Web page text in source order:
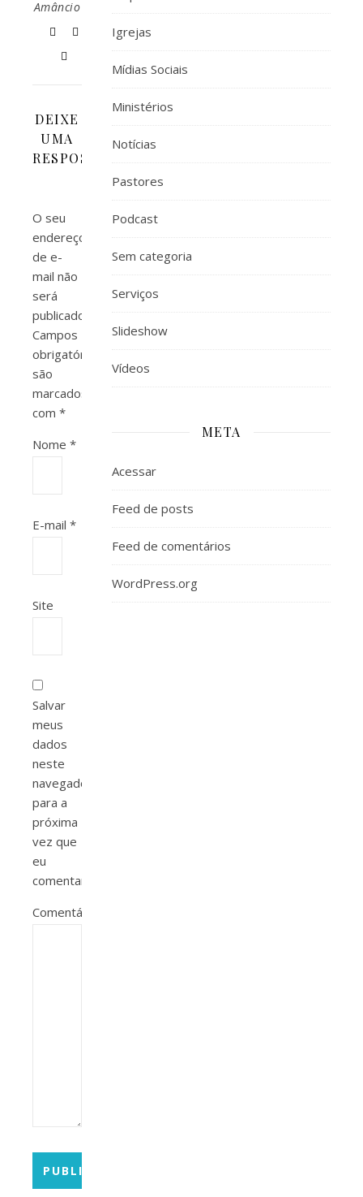
Amâncio
DEIXE
UMA
RESPOSTA
O seu
endereço
de e-
mail não
será
publicado.
Campos
obrigatórios
são
marcados
com *
Nome *
E-mail *
Site
Salvar
meus
dados
neste
navegador
para a
próxima
vez que
eu
comentar.
Comentário
Igrejas
Mídias Sociais
Ministérios
Notícias
Pastores
Podcast
Sem categoria
Serviços
Slideshow
Vídeos
META
Acessar
Feed de posts
Feed de comentários
WordPress.org